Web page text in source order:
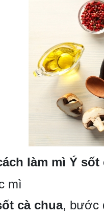
làm mì Ý sốt
mì
cà chua, bước